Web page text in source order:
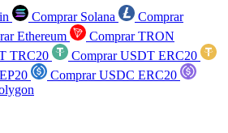
Comprar Solana
Comprar
Ethereum
Comprar TRON
TRC20
Comprar USDT ERC20
Comprar USDC ERC20